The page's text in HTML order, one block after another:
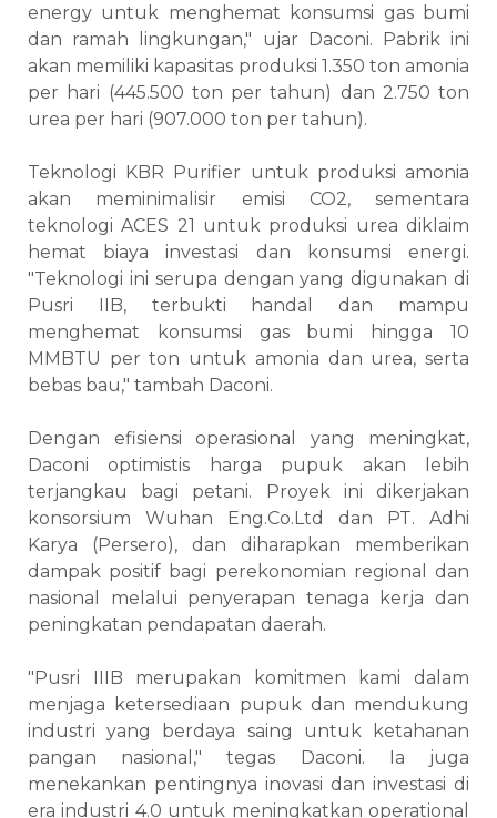
energy untuk menghemat konsumsi gas bumi
dan ramah lingkungan," ujar Daconi. Pabrik ini
akan memiliki kapasitas produksi 1.350 ton amonia
per hari (445.500 ton per tahun) dan 2.750 ton
urea per hari (907.000 ton per tahun).
Teknologi KBR Purifier untuk produksi amonia
akan meminimalisir emisi CO2, sementara
teknologi ACES 21 untuk produksi urea diklaim
hemat biaya investasi dan konsumsi energi.
"Teknologi ini serupa dengan yang digunakan di
Pusri IIB, terbukti handal dan mampu
menghemat konsumsi gas bumi hingga 10
MMBTU per ton untuk amonia dan urea, serta
bebas bau," tambah Daconi.
Dengan efisiensi operasional yang meningkat,
Daconi optimistis harga pupuk akan lebih
terjangkau bagi petani. Proyek ini dikerjakan
konsorsium Wuhan Eng.Co.Ltd dan PT. Adhi
Karya (Persero), dan diharapkan memberikan
dampak positif bagi perekonomian regional dan
nasional melalui penyerapan tenaga kerja dan
peningkatan pendapatan daerah.
"Pusri IIIB merupakan komitmen kami dalam
menjaga ketersediaan pupuk dan mendukung
industri yang berdaya saing untuk ketahanan
pangan nasional," tegas Daconi. Ia juga
menekankan pentingnya inovasi dan investasi di
era industri 4.0 untuk meningkatkan operational